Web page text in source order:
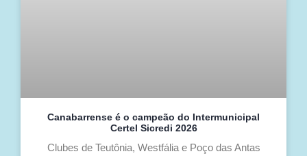
Canabarrense é o campeão do Intermunicipal
Certel Sicredi 2026
Clubes de Teutônia, Westfália e Poço das Antas